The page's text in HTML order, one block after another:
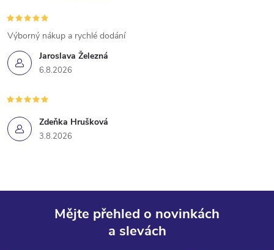
Jaroslava Železná
6.8.2026
Výborný nákup a rychlé dodání
Zdeňka Hrušková
3.8.2026
Mějte přehled o novinkách
a slevách